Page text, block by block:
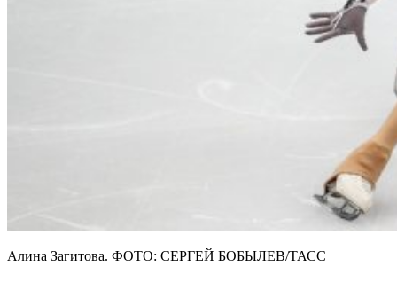
Алина Загитова. ФОТО: СЕРГЕЙ БОБЫЛЕВ/ТАСС